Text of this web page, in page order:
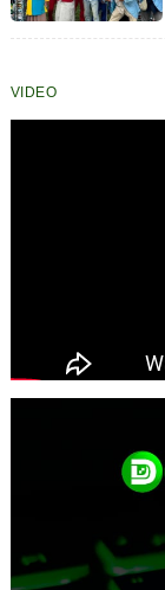
VIDEO